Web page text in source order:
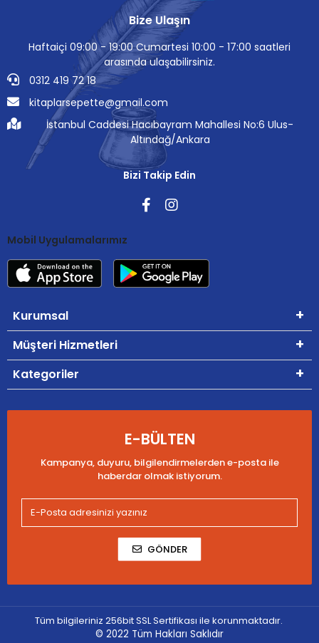
Bize Ulaşın
Haftaiçi 09:00 - 19:00 Cumartesi 10:00 - 17:00 saatleri
arasında ulaşabilirsiniz.
0312 419 72 18
kitaplarsepette@gmail.com
İstanbul Caddesi Hacıbayram Mahallesi No:6 Ulus-
Altındağ/Ankara
Bizi Takip Edin
Mobil Uygulamalarımız
Kurumsal
Müşteri Hizmetleri
Kategoriler
E-BÜLTEN
Kampanya, duyuru, bilgilendirmelerden e-posta ile
haberdar olmak istiyorum.
GÖNDER
Tüm bilgileriniz 256bit SSL Sertifikası ile korunmaktadır.
© 2022 Tüm Hakları Saklıdır